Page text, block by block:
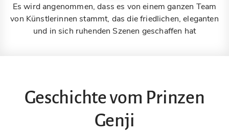
Es wird angenommen, dass es von einem ganzen Team
von Künstlerinnen stammt, das die friedlichen, eleganten
und in sich ruhenden Szenen geschaffen hat
Geschichte vom Prinzen
Genji